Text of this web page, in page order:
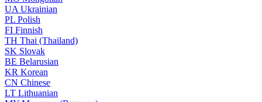
UA Ukrainian
PL Polish
FI Finnish
TH Thai (Thailand)
SK Slovak
BE Belarusian
KR Korean
CN Chinese
LT Lithuanian